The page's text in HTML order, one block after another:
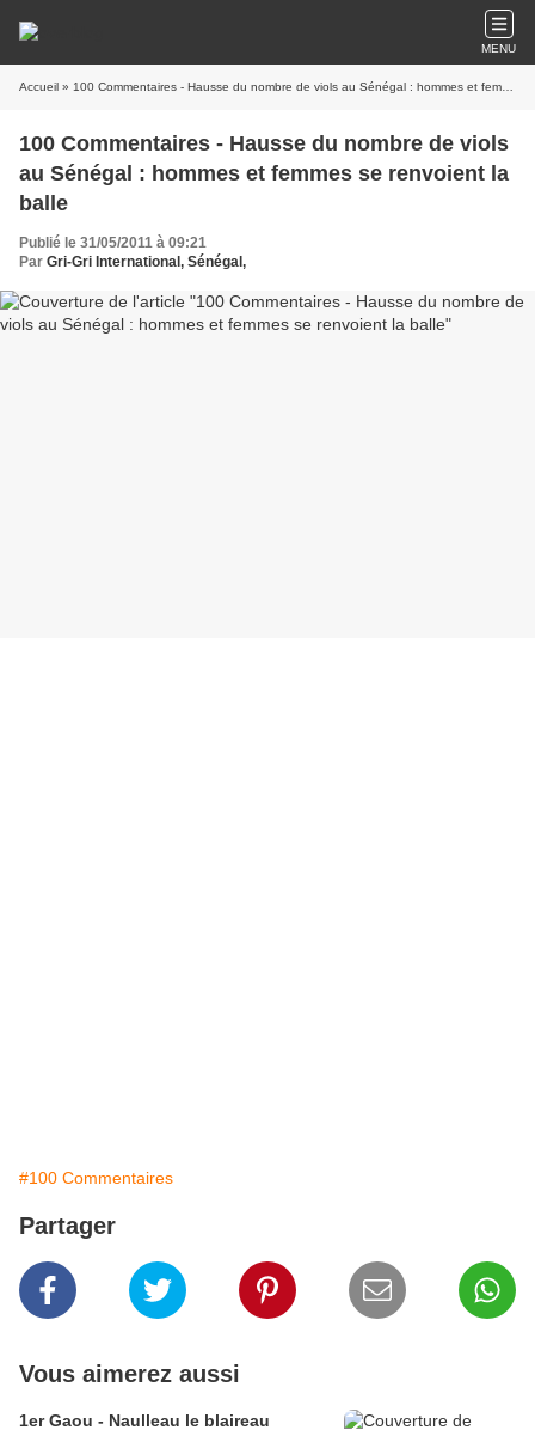
MENU
Accueil » 100 Commentaires - Hausse du nombre de viols au Sénégal : hommes et femmes se renvoient la balle
100 Commentaires - Hausse du nombre de viols
au Sénégal : hommes et femmes se renvoient la
balle
Publié le 31/05/2011 à 09:21
Par Gri-Gri International, Sénégal,
#100 Commentaires
Partager
Vous aimerez aussi
1er Gaou - Naulleau le blaireau